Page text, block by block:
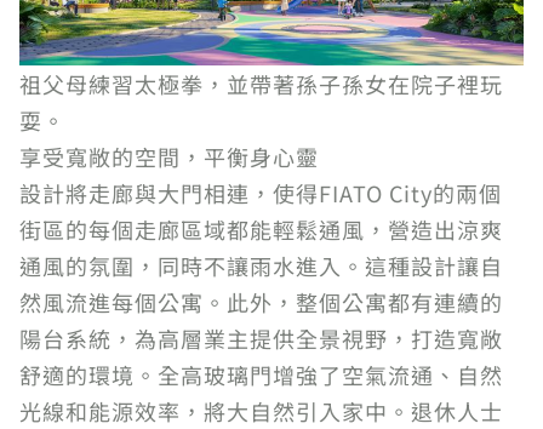
祖父母練習太極拳，並帶著孫子孫女在院子裡玩
耍。
享受寬敞的空間，平衡身心靈
設計將走廊與大門相連，使得FIATO City的兩個
街區的每個走廊區域都能輕鬆通風，營造出涼爽
通風的氛圍，同時不讓雨水進入。這種設計讓自
然風流進每個公寓。此外，整個公寓都有連續的
陽台系統，為高層業主提供全景視野，打造寬敞
舒適的環境。全高玻璃門增強了空氣流通、自然
光線和能源效率，將大自然引入家中。退休人士